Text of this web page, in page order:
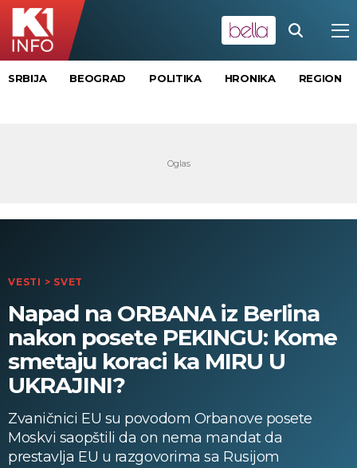
SRBIJA BEOGRAD POLITIKA HRONIKA REGION
VESTI > SVET
Napad na ORBANA iz Berlina
nakon posete PEKINGU: Kome
smetaju koraci ka MIRU U
UKRAJINI?
Zvaničnici EU su povodom Orbanove posete
Moskvi saopštili da on nema mandat da
prestavlja EU u razgovorima sa Rusijom